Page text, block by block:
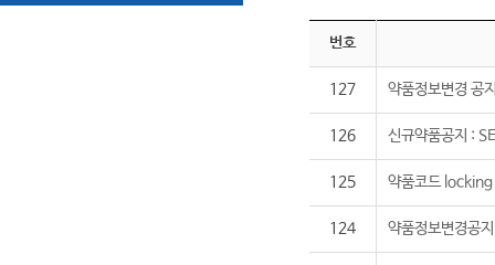
번호
127 약품정보변경 공
126 신규약품공지 :
125 약품코드
124 약품정보변경공